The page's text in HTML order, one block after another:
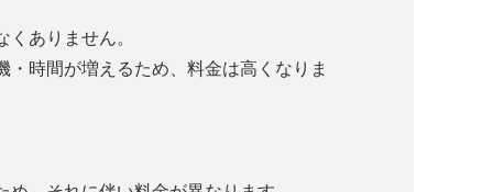
ありません。
時間が増えるため、料金は高くなりま